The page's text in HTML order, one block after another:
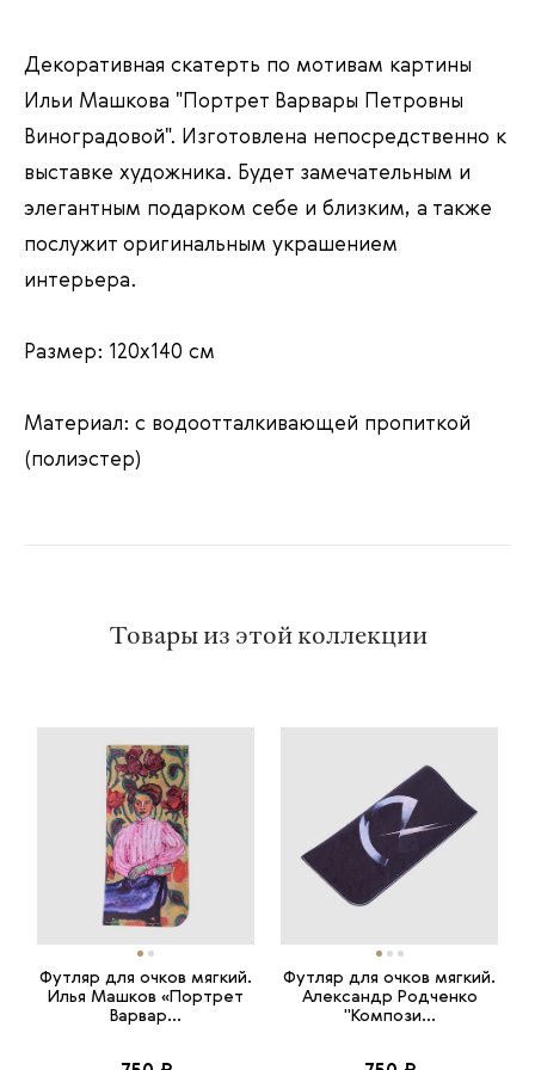
Декоративная скатерть по мотивам картины
Ильи Машкова "Портрет Варвары Петровны
Виноградовой". Изготовлена непосредственно к
выставке художника. Будет замечательным и
элегантным подарком себе и близким, а также
послужит оригинальным украшением
интерьера.
Размер: 120х140 см
Материал: с водоотталкивающей пропиткой
(полиэстер)
Товары из этой коллекции
Футляр для очков мягкий.
Илья Машков «Портрет
Варвар...
Футляр для очков мягкий.
Александр Родченко
"Компози...